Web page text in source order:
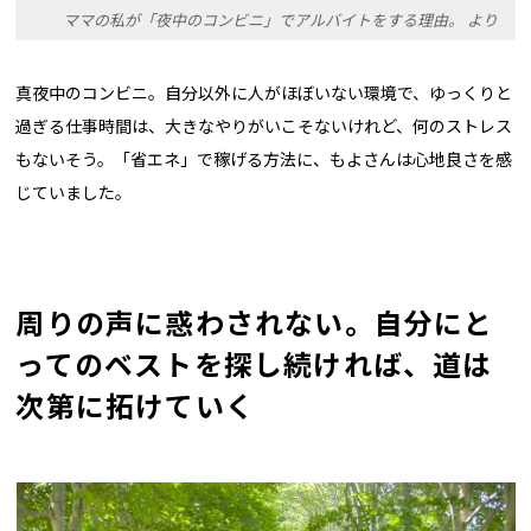
ママの私が「夜中のコンビニ」でアルバイトをする理由。 より
真夜中のコンビニ。自分以外に人がほぼいない環境で、ゆっくりと
過ぎる仕事時間は、大きなやりがいこそないけれど、何のストレス
もないそう。「省エネ」で稼げる方法に、もよさんは心地良さを感
じていました。
周りの声に惑わされない。自分にと
ってのベストを探し続ければ、道は
次第に拓けていく